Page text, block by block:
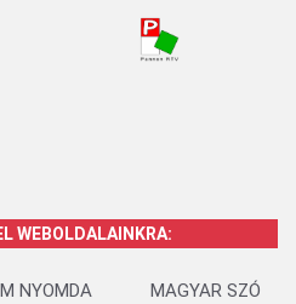
WEBOLDALAINKRA:
NYOMDA
MAGYAR SZÓ